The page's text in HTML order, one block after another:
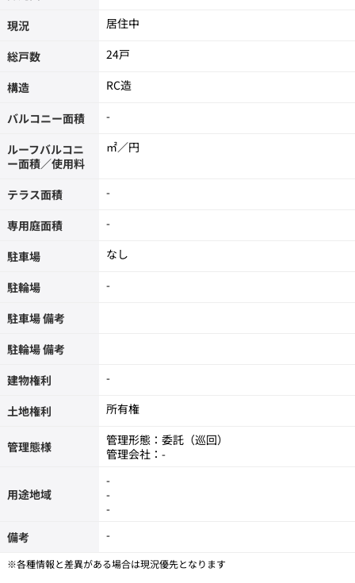
現況
居住中
総戸数 24戸
構造 RC造
バルコニー面積 -
ルーフバルコニ
ー面積／使用料
㎡／円
テラス面積 -
専用庭面積 -
駐車場 なし
駐輪場 -
駐車場 備考
駐輪場 備考
建物権利
-
土地権利 所有権
管理態様
管理形態：委託（巡回）
管理会社：-
用途地域
-
-
-
備考
-
※各種情報と差異がある場合は現況優先となります